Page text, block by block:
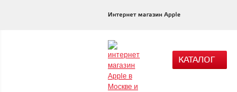
Интернет магазин Apple
КАТАЛОГ